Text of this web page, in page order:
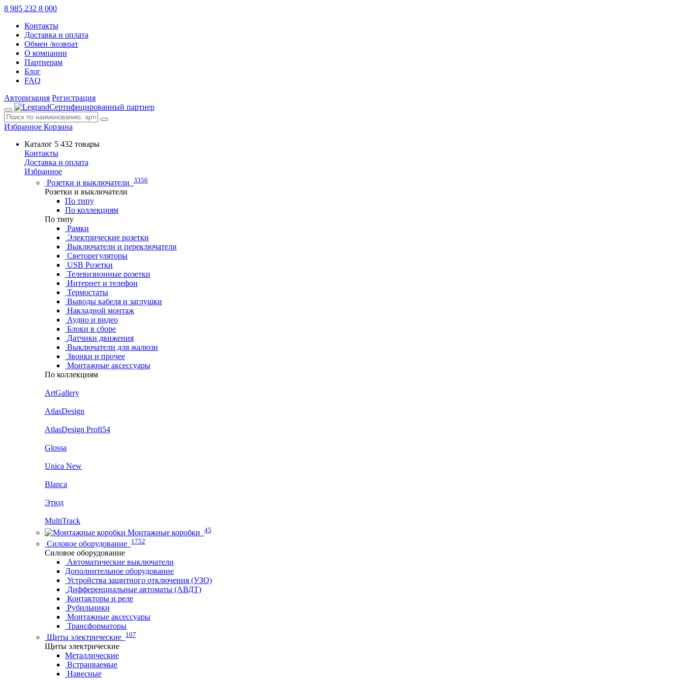
8 985 232 8 000
Контакты
Доставка и оплата
Обмен /возврат
О компании
Партнерам
Блог
FAQ
Авторизация Регистрация
Сертифицированный партнер
Избранное Корзина
Каталог 5 432 товары
Контакты
Доставка и оплата
Избранное
Розетки и выключатели 3356
Розетки и выключатели
По типу
По коллекциям
По типу
Рамки
Электрические розетки
Выключатели и переключатели
Светорегуляторы
USB Розетки
Телевизионные розетки
Интернет и телефон
Термостаты
Выводы кабеля и заглушки
Накладной монтаж
Аудио и видео
Блоки в сборе
Датчики движения
Выключатели для жалюзи
Звонки и прочее
Монтажные аксессуары
По коллекциям
ArtGallery
AtlasDesign
AtlasDesign Profi54
Glossa
Unica New
Blanca
Этюд
MultiTrack
Монтажные коробки 45
Силовое оборудование 1752
Силовое оборудование
Автоматические выключатели
Дополнительное оборудование
Устройства защитного отключения (УЗО)
Дифференциальные автоматы (АВДТ)
Контакторы и реле
Рубильники
Монтажные аксессуары
Трансформаторы
Щиты электрические 107
Щиты электрические
Металлические
Встраиваемые
Навесные